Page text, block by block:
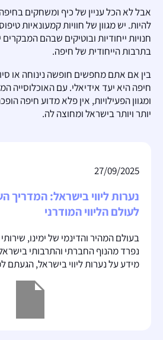
אבל לא הכל עניין של כיף ומשחקים
להיות. יש מגוון של חוויות קמעונאיות
חנויות ייחודיות ובוטיקים שבהם
בתרבות הייחודית של חיפה.
בין אם אתם מחפשים חופשה נינוחה או
חיפה היא יעד אידיאלי. עם האוכלוסייה
ומגוון הפעילויות, אין פלא מדוע חיפה
יותר ויותר בישראל ומחוצה לה.
27/09/2025
נערות ליווי בישראל: המדריך
לעולם הליווי המודרני
בעולם המהיר והדינמי של ימינו,
נפרד מהנוף החברתי והתרבותי
מידע על נערות ליווי בישראל, הגעתם